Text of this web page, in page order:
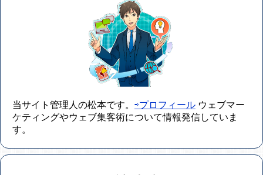
当サイト管理人の松本です。 ⇨プロフィール ウェブマー
ケティングやウェブ集客術について情報発信していま
す。